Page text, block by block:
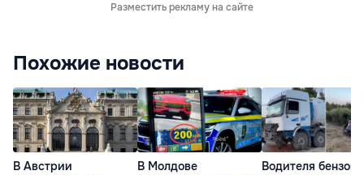
Разместить рекламу на сайте
Похожие новости
В Австрии
В Молдове
Водителя